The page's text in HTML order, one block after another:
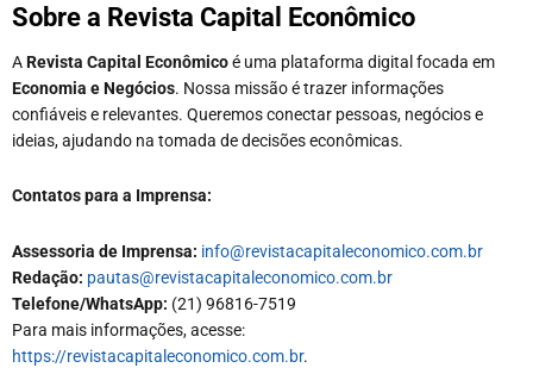
Sobre a Revista Capital Econômico
ARevista Capital Econômicoé uma plataforma digital focada em
Economia e Negócios. Nossa missão é trazer informações
confiáveis e relevantes. Queremos conectar pessoas, negócios e
ideias, ajudando na tomada de decisões econômicas.
Contatos para a Imprensa:
Assessoria de Imprensa: info@revistacapitaleconomico.com.br
Redação: pautas@revistacapitaleconomico.com.br
Telefone/WhatsApp: (21) 96816-7519
Para mais informações, acesse:
https://revistacapitaleconomico.com.br.